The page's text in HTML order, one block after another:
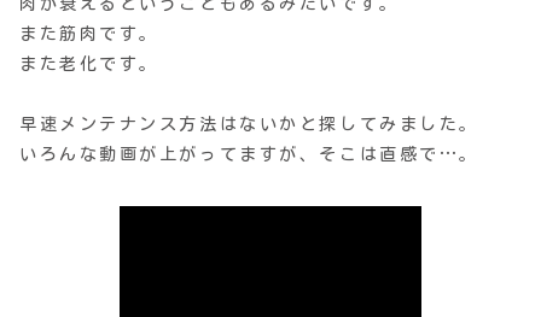
また筋肉です。
また老化です。
早速メンテナンス方法はないかと探してみました。
いろんな動画が上がってますが、そこは直感で…。